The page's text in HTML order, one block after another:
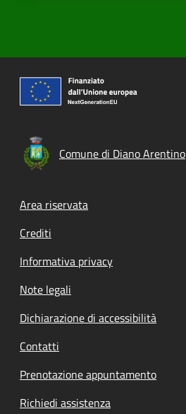
Comune di Diano Arentino
Footer menu
Area riservata
Crediti
Informativa privacy
Note legali
Dichiarazione di accessibilità
Contatti
Prenotazione appuntamento
Richiedi assistenza